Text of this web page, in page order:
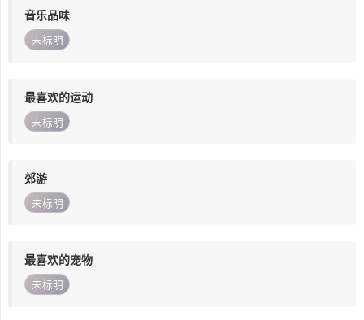
音乐品味
未标明
最喜欢的运动
未标明
郊游
未标明
最喜欢的宠物
未标明